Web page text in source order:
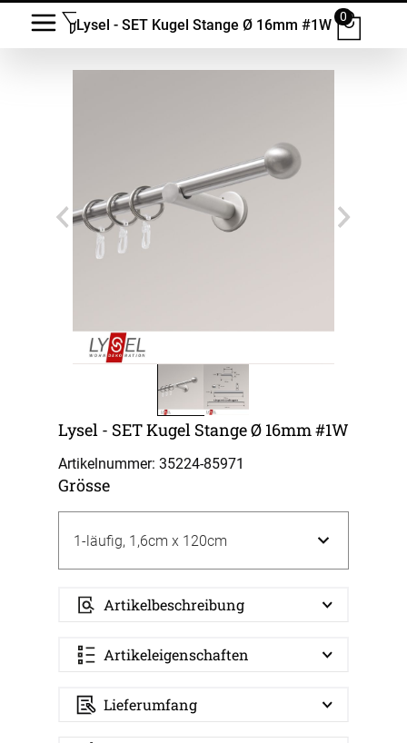
Lysel - SET Kugel Stange Ø 16mm #1W
0
Lysel - SET Kugel Stange Ø 16mm #1W
Artikelnummer: 35224-85971
Grösse
Artikelbeschreibung
Artikeleigenschaften
Lieferumfang